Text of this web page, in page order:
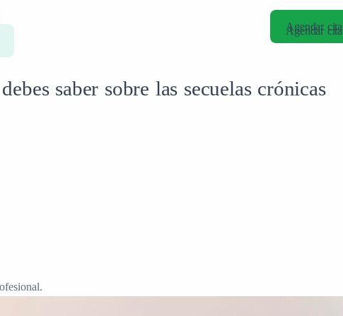
Agendar cita
Agendar cita
saber sobre las secuelas crónicas